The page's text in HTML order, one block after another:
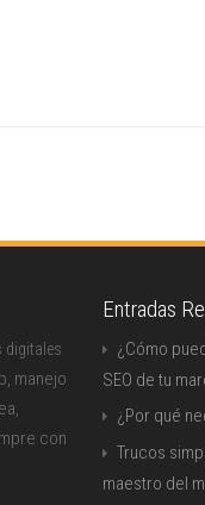
digitales
manejo
con
Entradas
¿Cómo
SEO de tu
¿Por qué
Trucos
maestro del